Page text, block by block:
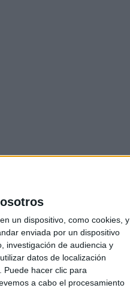
un dispositivo, como cookies, y
enviada por un dispositivo
investigación de audiencia y
datos de localización
Puede hacer clic para
a cabo el procesamiento